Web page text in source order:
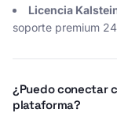
Licencia
soporte premium
¿Puedo conectar
plataforma?